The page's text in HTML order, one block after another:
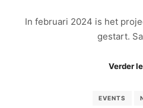
In februari 2024 is het
gestart.
Verder
EVENTS